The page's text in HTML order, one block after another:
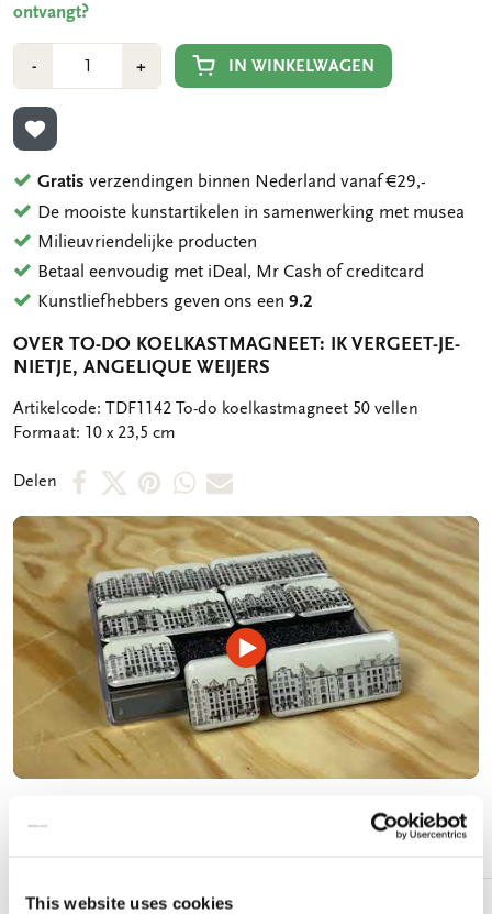
This website uses cookies
ontvangt?
-Min
1
+Plus
1
IN WINKELWAGEN
TOEVOEGEN AAN VERLANGLIJST
Gratis verzendingen binnen Nederland vanaf €29,-
De mooiste kunstartikelen in samenwerking met musea
Milieuvriendelijke producten
Betaal eenvoudig met iDeal, Mr Cash of creditcard
Kunstliefhebbers geven ons een9.2
OVER TO-DO KOELKASTMAGNEET: IK VERGEET-JE-
NIETJE, ANGELIQUE WEIJERS
OMSCHRIJVING
Artikelcode: TDF1142 To-do koelkastmagneet 50 vellen
Formaat: 10 x 23,5 cm
Delen
Deel
op
Facebook
Deel
op
X
Deel
via
Pinterest
Deel
via
WhatsApp
Deel
via
E-
mail
Video
afspelen
Meer van Angelique Weijers